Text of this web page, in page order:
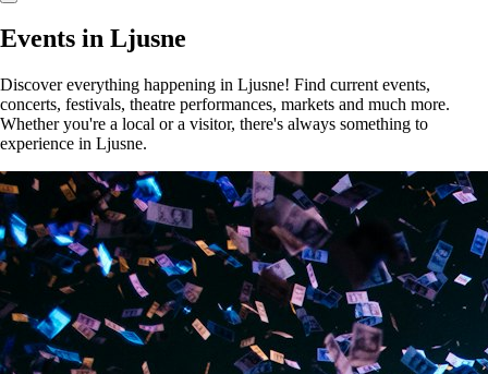
Events in Ljusne
Discover everything happening in Ljusne! Find current events,
concerts, festivals, theatre performances, markets and much more.
Whether you're a local or a visitor, there's always something to
experience in Ljusne.